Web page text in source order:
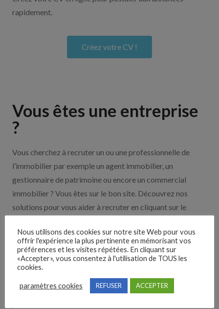
rapidement.
Créez votre CV !
Vous êtes une entreprise
?
Vous cherchez à recruter un ou une professionnelle de
l’immobilier par exemple un agent immobilier, un
gestionnaire de patrimoine ou encore un commercial
immobilier ? Vous êtes sur le bon site. Découvrez nos
solutions pour vous aider à recruter en cliquant sur le
Nos solutions entreprises
Découvrez nos partenaires ! Moteurs de recherches,
multidiffuseurs, sites payant… nombreux sont nos
Nous utilisons des cookies sur notre site Web pour vous
offrir l'expérience la plus pertinente en mémorisant vos
préférences et les visites répétées. En cliquant sur
«Accepter», vous consentez à l'utilisation de TOUS les
cookies.
paramètres cookies REFUSER ACCEPTER